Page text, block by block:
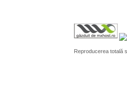
Reproducerea totală